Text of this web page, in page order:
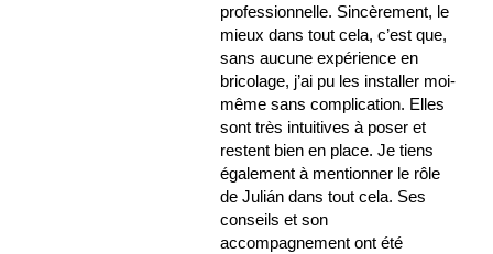
professionnelle. Sincèrement, le
mieux dans tout cela, c’est que,
sans aucune expérience en
bricolage, j’ai pu les installer moi-
même sans complication. Elles
sont très intuitives à poser et
restent bien en place. Je tiens
également à mentionner le rôle
de Julián dans tout cela. Ses
conseils et son
accompagnement ont été